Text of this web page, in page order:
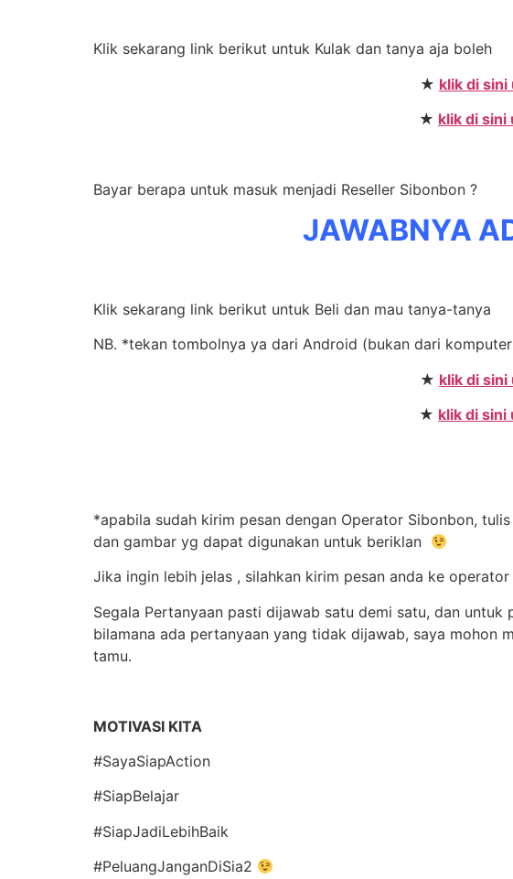
Klik sekarang link berikut untuk Kulak dan tanya aja boleh
★ klik di sini
★ klik di sini
Bayar berapa untuk masuk menjadi Reseller Sibonbon ?
JAWABNYA
Klik sekarang link berikut untuk Beli dan mau tanya-tanya
NB. *tekan tombolnya ya dari Android (bukan dari
★ klik di sini
★ klik di sini
*apabila sudah kirim pesan dengan Operator Sibonbon,
dan gambar yg dapat digunakan untuk beriklan
Jika ingin lebih jelas , silahkan kirim pesan anda ke
Segala Pertanyaan pasti dijawab satu demi satu, dan
bilamana ada pertanyaan yang tidak dijawab, saya mohon
tamu.
MOTIVASI KITA
#SayaSiapAction
#SiapBelajar
#SiapJadiLebihBaik
#PeluangJanganDiSia2